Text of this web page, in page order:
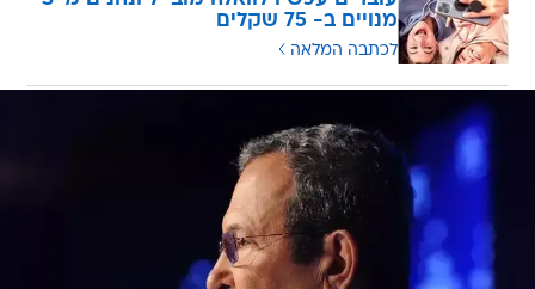
מנויים ב- 75 שקלים
לכתבה המלאה